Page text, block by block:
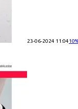
23-06-2024 11:04